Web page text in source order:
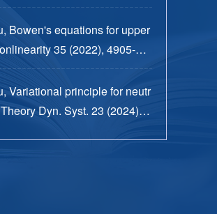
Bowen's equations for upper
35 (2022), 4905-49
Variational principle for neutr
Dyn. Syst. 23 (2024), n